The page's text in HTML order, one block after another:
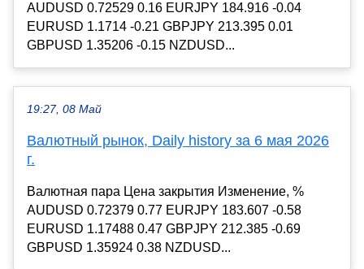
AUDUSD 0.72529 0.16 EURJPY 184.916 -0.04
EURUSD 1.1714 -0.21 GBPJPY 213.395 0.01
GBPUSD 1.35206 -0.15 NZDUSD...
19:27, 08 Май
Валютный рынок, Daily history за 6 мая 2026
г.
Валютная пара Цена закрытия Изменение, %
AUDUSD 0.72379 0.77 EURJPY 183.607 -0.58
EURUSD 1.17488 0.47 GBPJPY 212.385 -0.69
GBPUSD 1.35924 0.38 NZDUSD...